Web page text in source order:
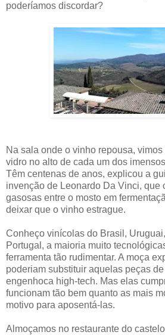
poderíamos discordar?
Na sala onde o vinho repousa,
vidro no alto de cada um dos
Têm centenas de anos, explicou a
invenção de Leonardo Da Vinci, que
gasosas entre o mosto em
deixar que o vinho estrague.
Conheço vinícolas do Brasil,
Portugal, a maioria muito
ferramenta tão rudimentar. A moça
poderiam substituir aquelas peças
engenhoca high-tech. Mas elas
funcionam tão bem quanto as mais
motivo para aposentá-las.
Almoçamos no restaurante do